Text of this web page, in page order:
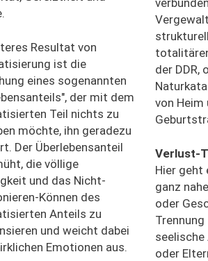
Resultat von
ist die
eines sogenannten
der mit dem
Teil nichts zu
möchte, ihn geradezu
Der Überlebensanteil
die völlige
und das Nicht-
Können des
Anteils zu
und weicht dabei
Emotionen aus.
der DDR,
von Heim
Verlust-
Hier geht
ganz
oder
seelische
oder